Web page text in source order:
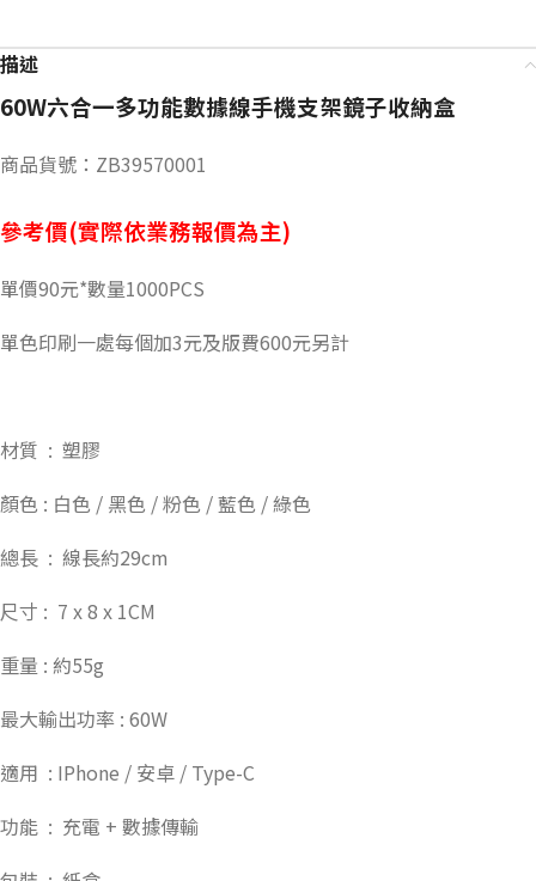
描述
60W六合一多功能數據線手機支架鏡子收納盒
商品貨號：ZB39570001
參考價(實際依業務報價為主)
單價90元*數量1000PCS
單色印刷一處每個加3元及版費600元另計
材質 : 塑膠
顏色 : 白色 / 黑色 / 粉色 / 藍色 / 綠色
總長 : 線長約29cm
尺寸 : 7 x 8 x 1CM
重量 : 約55g
最大輸出功率 : 60W
適用 : IPhone / 安卓 / Type-C
功能 : 充電 + 數據傳輸